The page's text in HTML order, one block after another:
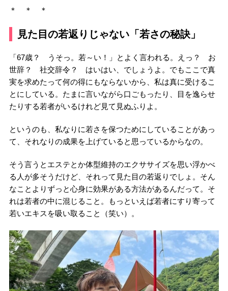
＊ ＊ ＊
見た目の若返りじゃない「若さの秘訣」
「67歳？ うそっ。若～い！」とよく言われる。えっ？ お
世辞？ 社交辞令？ はいはい、でしょうよ。でもここで真
実を求めたって何の得にもならないから、私は真に受けるこ
とにしている。たまに言いながら口ごもったり、目を逸らせ
たりする若者がいるけれど見て見ぬふりよ。
というのも、私なりに若さを保つためにしていることがあっ
て、それなりの成果を上げていると思っているからなの。
そう言うとエステとか体型維持のエクササイズを思い浮かべ
る人が多そうだけど、それって見た目の若返りでしょ。そん
なことよりずっと心身に効果がある方法があるんだって。そ
れは若者の中に混じること。もっといえば若者にすり寄って
若いエキスを吸い取ること（笑い）。